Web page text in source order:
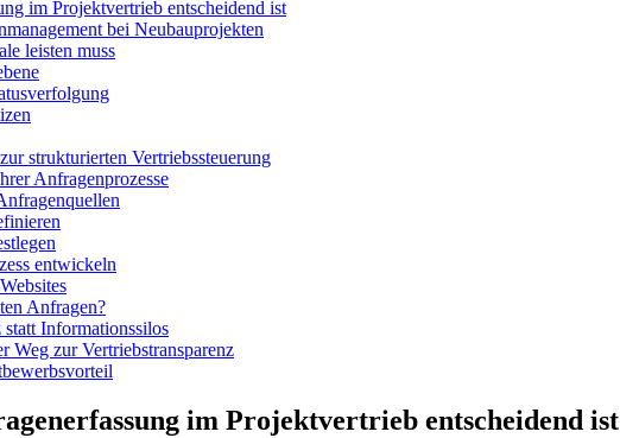
im Projektvertrieb entscheidend ist
bei Neubauprojekten
leisten muss
strukturierten Vertriebssteuerung
Anfragenprozesse
entwickeln
Anfragen?
statt Informationssilos
Weg zur Vertriebstransparenz
im Projektvertrieb entscheidend ist